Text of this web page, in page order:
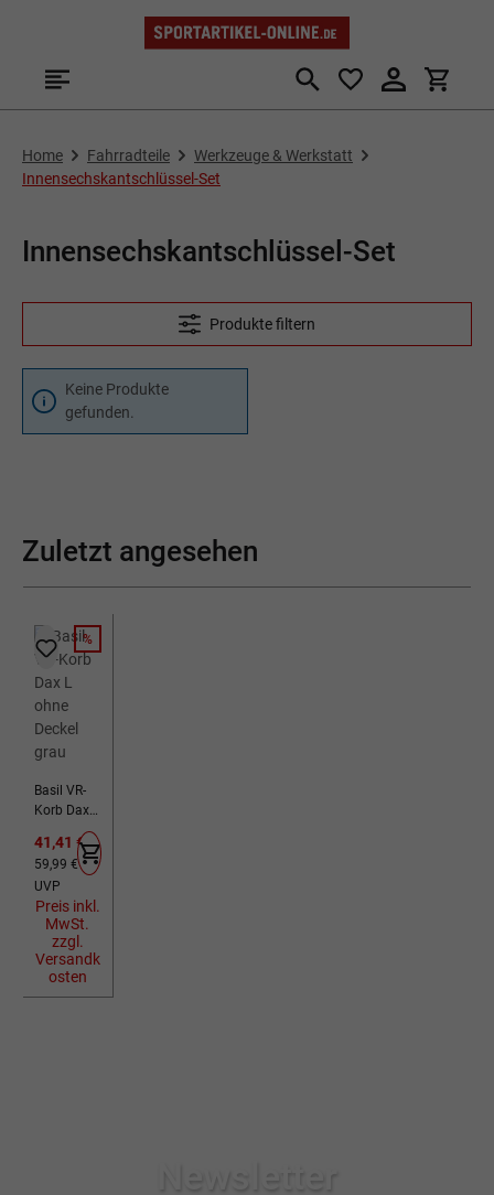
Zum Hauptinhalt springen
Home Fahrradteile
Werkzeuge & Werkstatt
Innensechskantschlüssel-Set
Innensechskantschlüssel-Set
Produkte filtern
Keine Produkte
gefunden.
Zuletzt angesehen
RABATT
%
Basil VR-
Korb Dax L
Deckel
grau
Verkaufspreis:
41,41 €
Regulärer Preis:
59,99 €
UVP
Preis inkl.
MwSt.
zzgl.
Versandk
osten